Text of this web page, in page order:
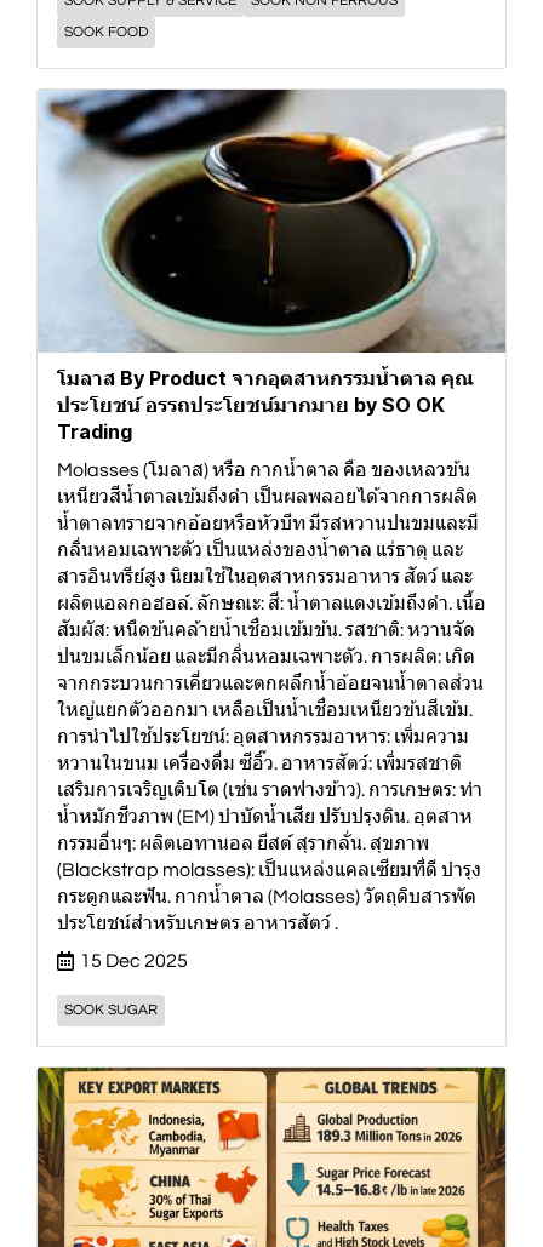
SOOK FOOD
โมลาส By Product จากอุตสาหกรรมน้ำตาล คุณ
ประโยชน์ อรรถประโยชน์มากมาย by SO OK
Trading
Molasses (โมลาส) หรือ กากน้ำตาล คือ ของเหลวข้น
เหนียวสีน้ำตาลเข้มถึงดำ เป็นผลพลอยได้จากการผลิต
น้ำตาลทรายจากอ้อยหรือหัวบีท มีรสหวานปนขมและมี
กลิ่นหอมเฉพาะตัว เป็นแหล่งของน้ำตาล แร่ธาตุ และ
สารอินทรีย์สูง นิยมใช้ในอุตสาหกรรมอาหาร สัตว์ และ
ผลิตแอลกอฮอล์. ลักษณะ: สี: น้ำตาลแดงเข้มถึงดำ. เนื้อ
สัมผัส: หนืดข้นคล้ายน้ำเชื่อมเข้มข้น. รสชาติ: หวานจัด
ปนขมเล็กน้อย และมีกลิ่นหอมเฉพาะตัว. การผลิต: เกิด
จากกระบวนการเคี่ยวและตกผลึกน้ำอ้อยจนน้ำตาลส่วน
ใหญ่แยกตัวออกมา เหลือเป็นน้ำเชื่อมเหนียวข้นสีเข้ม.
การนำไปใช้ประโยชน์: อุตสาหกรรมอาหาร: เพิ่มความ
หวานในขนม เครื่องดื่ม ซีอิ๊ว. อาหารสัตว์: เพิ่มรสชาติ
เสริมการเจริญเติบโต (เช่น ราดฟางข้าว). การเกษตร: ทำ
น้ำหมักชีวภาพ (EM) บำบัดน้ำเสีย ปรับปรุงดิน. อุตสาห
กรรมอื่นๆ: ผลิตเอทานอล ยีสต์ สุรากลั่น. สุขภาพ
(Blackstrap molasses): เป็นแหล่งแคลเซียมที่ดี บำรุง
กระดูกและฟัน. กากน้ำตาล (Molasses) วัตถุดิบสารพัด
ประโยชน์สำหรับเกษตร อาหารสัตว์ .
15 Dec 2025
SOOK SUGAR